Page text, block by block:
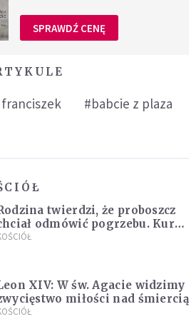
SPRAWDŹ CENĘ
#babcie z plaza
twierdzi, że proboszcz
odmówić pogrzebu. Kuria
wyjaśnienia
XIV: W św. Agacie widzimy
miłości nad śmiercią